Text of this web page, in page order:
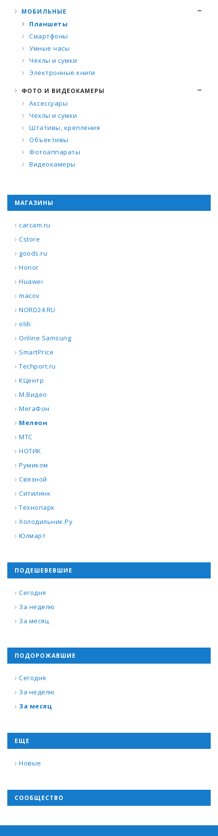
МОБИЛЬНЫЕ
Планшеты
Смартфоны
Умные часы
Чехлы и сумки
Электронные книги
ФОТО И ВИДЕОКАМЕРЫ
Аксессуары
Чехлы и сумки
Штативы, крепления
Объективы
Фотоаппараты
Видеокамеры
МАГАЗИНЫ
carcam.ru
Cstore
goods.ru
Honor
Huawei
macov
NORD24.RU
oldi
Online Samsung
SmartPrice
Techport.ru
КЦентр
М.Видео
МегаФон
Мелеон
МТС
НОТИК
Румиком
Связной
Ситилинк
Технопарк
Холодильник.Ру
Юлмарт
ПОДЕШЕВЕВШИЕ
Сегодня
За неделю
За месяц
ПОДОРОЖАВШИЕ
Сегодня
За неделю
За месяц
ЕЩЕ
Новые
СООБЩЕСТВО